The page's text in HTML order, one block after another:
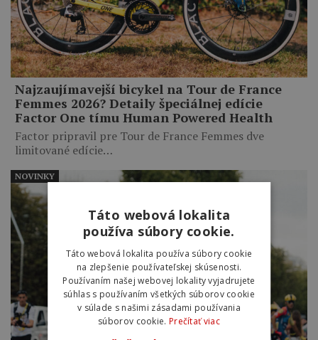
Najzaujímavejší bicykel na Tour de France
Femmes 2026? Detaily špeciálnej edície
Factor One tímu Human Powered Health
Factor pripravil pre Tour de France Femmes dve
limitované edície…
NOVINKY
Táto webová lokalita
používa súbory cookie.
Táto webová lokalita používa súbory cookie
na zlepšenie používateľskej skúsenosti.
Používaním našej webovej lokality vyjadrujete
súhlas s používaním všetkých súborov cookie
v súlade s našimi zásadami používania
súborov cookie. Prečítať viac